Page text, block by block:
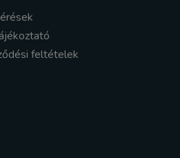
feltételek